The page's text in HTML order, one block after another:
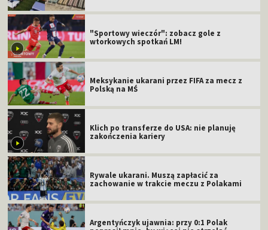
"Sportowy wieczór": zobacz gole z
wtorkowych spotkań LM!
Meksykanie ukarani przez FIFA za mecz z
Polską na MŚ
Klich po transferze do USA: nie planuję
zakończenia kariery
Rywale ukarani. Muszą zapłacić za
zachowanie w trakcie meczu z Polakami
Argentyńczyk ujawnia: przy 0:1 Polak